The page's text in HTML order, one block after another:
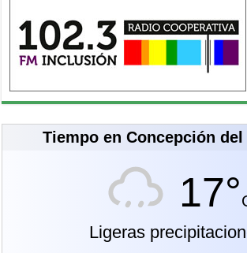
Tiempo en Concepción
17°
Ligeras